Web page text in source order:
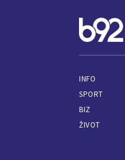
INFO
SPORT
BIZ
ŽIVOT